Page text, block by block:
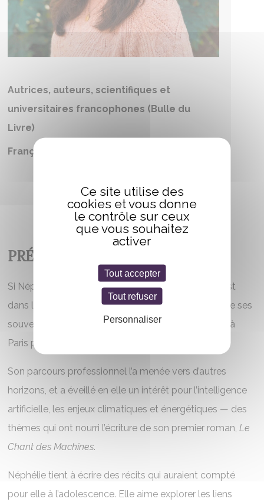
Autrices, auteurs, scientifiques et
universitaires francophones (Bulle du
Livre)
Française
PRÉSENTATION
Si Néphélie a grandi au bord de la Méditerranée, c’est
dans le Pas-de-Calais que se situent bon nombre de ses
souvenirs d’enfance. Elle a ensuite posé ses valises à
Paris pour y étudier l’histoire, sa grande passion.
Son parcours professionnel l’a menée vers d’autres
horizons, et a éveillé en elle un intérêt pour l’intelligence
artificielle, les enjeux climatiques et énergétiques — des
thèmes qui ont nourri l’écriture de son premier roman,Le
Chant des Machines.
Néphélie tient à écrire des récits qui auraient compté
pour elle à l’adolescence. Elle aime explorer les liens
Ce site utilise des
cookies et vous donne
le contrôle sur ceux
que vous souhaitez
activer
Tout accepter
Tout refuser
Personnaliser